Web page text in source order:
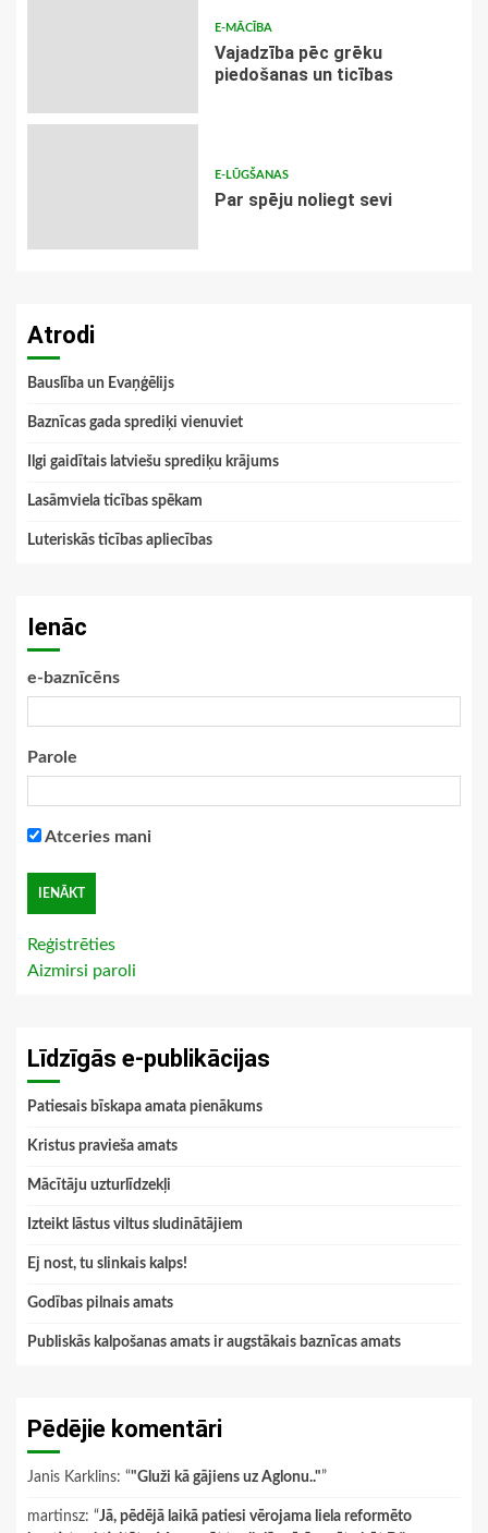
E-MĀCĪBA
Vajadzība pēc grēku
piedošanas un ticības
E-LŪGŠANAS
Par spēju noliegt sevi
Atrodi
Bauslība un Evaņģēlijs
Baznīcas gada sprediķi vienuviet
Ilgi gaidītais latviešu sprediķu krājums
Lasāmviela ticības spēkam
Luteriskās ticības apliecības
Ienāc
e-baznīcēns
Parole
Atceries mani
Reģistrēties
Aizmirsi paroli
Līdzīgās e-publikācijas
Patiesais bīskapa amata pienākums
Kristus pravieša amats
Mācītāju uzturlīdzekļi
Izteikt lāstus viltus sludinātājiem
Ej nost, tu slinkais kalps!
Godības pilnais amats
Publiskās kalpošanas amats ir augstākais baznīcas amats
Pēdējie komentāri
Janis Karklins: “"Gluži kā gājiens uz Aglonu.."”
martinsz: “Jā, pēdējā laikā patiesi vērojama liela reformēto